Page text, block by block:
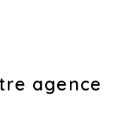
agence